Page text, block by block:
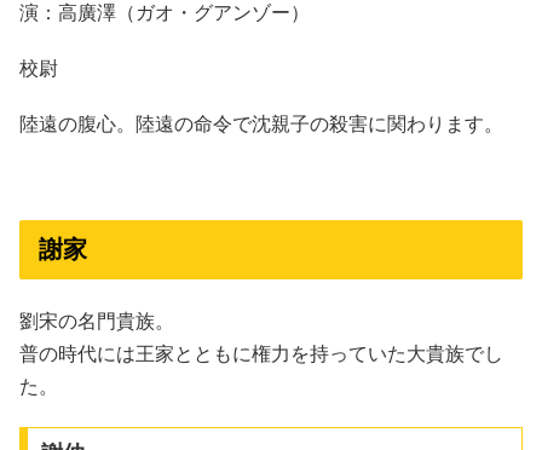
演：高廣澤（ガオ・グアンゾー）
校尉
陸遠の腹心。陸遠の命令で沈親子の殺害に関わります。
謝家
劉宋の名門貴族。
普の時代には王家とともに権力を持っていた大貴族でし
た。